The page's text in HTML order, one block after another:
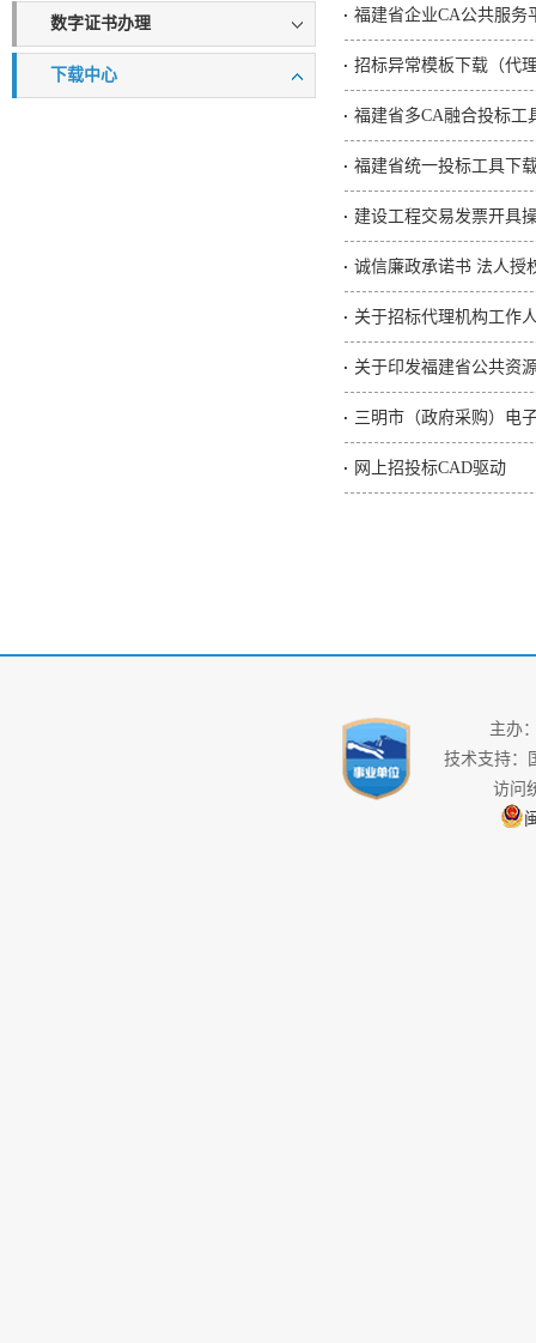
数字证书办理
下载中心
福建省企业CA公共服务
招标异常模板下载（代
福建省多CA融合投标工
福建省统一投标工具下
建设工程交易发票开具
诚信廉政承诺书 法人授
关于招标代理机构工作
关于印发福建省公共资
三明市（政府采购）电
网上招投标CAD驱动
主办
技术支持：
访问